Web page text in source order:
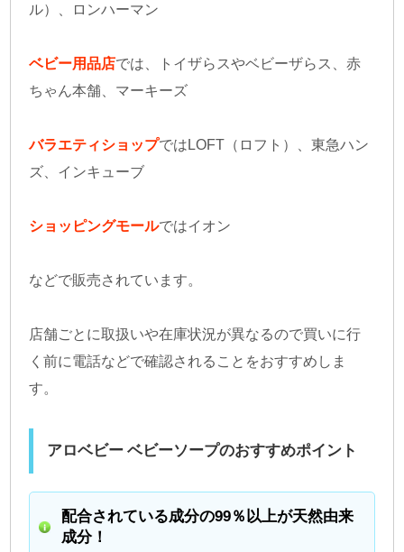
ル）、ロンハーマン
ベビー用品店では、トイザらスやベビーザらス、赤
ちゃん本舗、マーキーズ
バラエティショップではLOFT（ロフト）、東急ハン
ズ、インキューブ
ショッピングモールではイオン
などで販売されています。
店舗ごとに取扱いや在庫状況が異なるので買いに行
く前に電話などで確認されることをおすすめしま
す。
アロベビー ベビーソープのおすすめポイント
配合されている成分の99％以上が天然由来
成分！